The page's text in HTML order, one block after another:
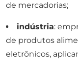
de mercadorias;
indústria:
de produtos
eletrônicos,